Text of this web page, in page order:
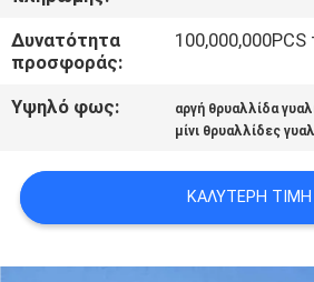
ΖΗΤΉΣΤΕ
ΈΝΑ
ΑΠΌΣΠΑΣΜΑ
SITEMAP
Δυνατότητα
προσφοράς:
100,000,000PCS
Υψηλό φως: αργή θρυαλλίδα
μίνι θρυαλλίδες
ΚΑΛΎΤΕΡΗ ΤΙΜΉ